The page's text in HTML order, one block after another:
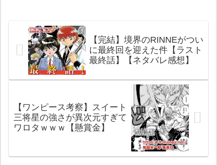
【完結】境界のRINNEがつい
に最終回を迎えた件【ラスト
最終話】【ネタバレ感想】
【ワンピース考察】スイート
三将星の強さが異次元すぎて
ワロタｗｗｗ【懸賞金】